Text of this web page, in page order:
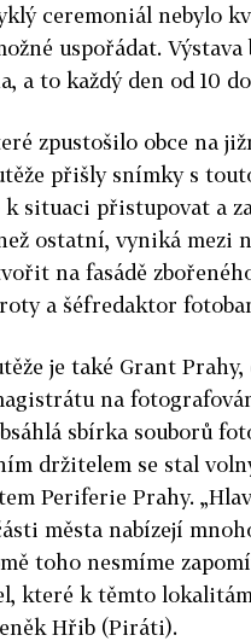
ceremoniál nebylo
uspořádat.
a to každý den od 10
zpustošilo obce na
přišly snímky s
situaci přistupovat a
ostatní, vyniká mezi
na fasádě
a šéfredaktor
je také Grant
na
sbírka souborů
držitelem se stal
Periferie Prahy.
města nabízejí
toho nesmíme
které k těmto
Hřib (Piráti).